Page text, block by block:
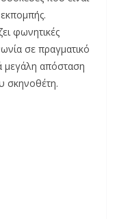
φωνητικές
σε πραγματικό
μεγάλη απόσταση
σκηνοθέτη.